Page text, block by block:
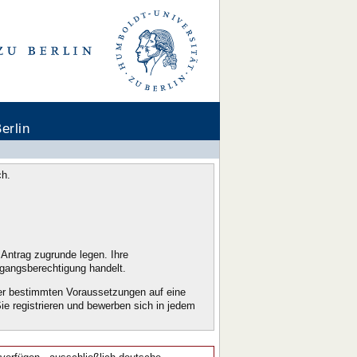
zugrunde legen. Ihre
handelt.
bestimmten Voraussetzungen auf eine
registrieren und bewerben sich in jedem